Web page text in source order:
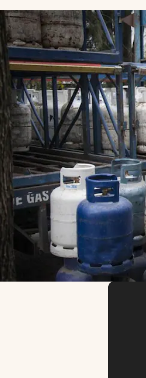
abre en nueva pestaña